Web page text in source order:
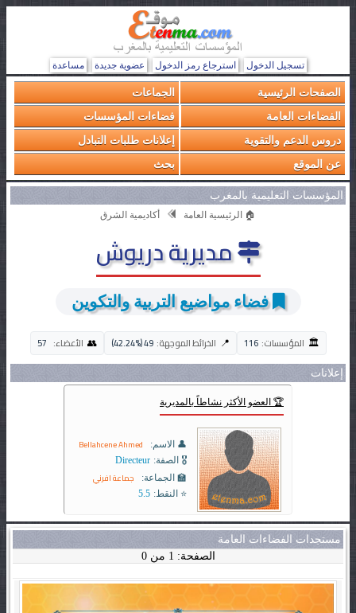
تسجيل الدخول استرجاع رمز الدخول عضوية جديدة مساعدة
الصفحات الرئيسية
الجماعات
الفضاءات العامة
فضاءات المؤسسات
دروس الدعم والتقوية
إعلانات طلبات التبادل
عن الموقع
بحث
المؤسسات التعليمية بالمغرب
🏠 الرئيسية العامة أكاديمية الشرق
مديرية دريوش
فضاء مواضيع التربية والتكوين
🏛️ المؤسسات: 116
📍 الخرائط الموجهة: 49 (42.24%)
👥 الأعضاء: 57
إعلانات
🏆 العضو الأكثر نشاطاً بالمديرية
👤 الاسم: Bellahcene Ahmed
🎖️ الصفة: Directeur
🏫 الجماعة:
جماعة افرني
⭐ النقط: 5.5
مستجدات الفضاءات العامة
الصفحة: 1 من 0